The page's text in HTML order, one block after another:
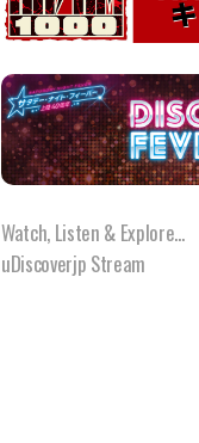
Watch, Listen & Explore...
uDiscoverjp Stream